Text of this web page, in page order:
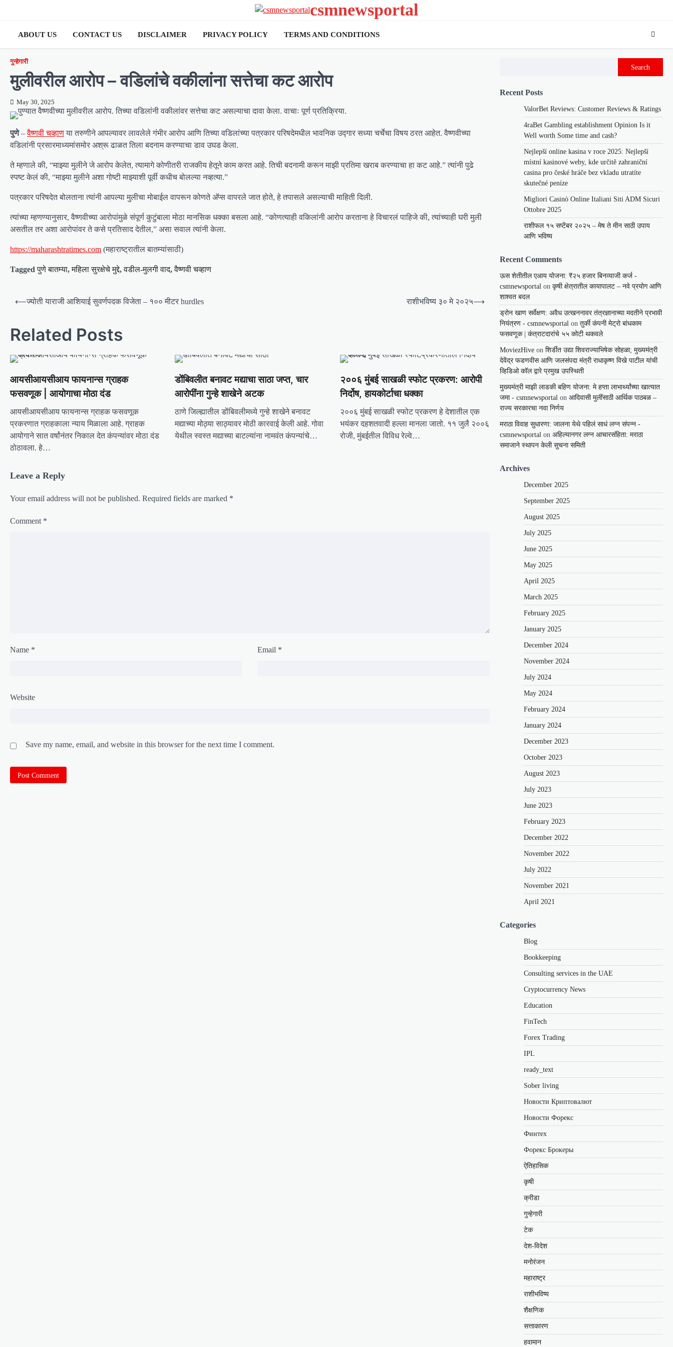
csmnewsportal
ABOUT US CONTACT US DISCLAIMER PRIVACY POLICY TERMS AND CONDITIONS
गुन्हेगारी
मुलीवरील आरोप – वडिलांचे वकीलांना सत्तेचा कट आरोप
May 30, 2025
पुणे–वैष्णवी चव्हाणया तरुणीने आपल्यावर लावलेले गंभीर आरोप आणि तिच्या वडिलांच्या पत्रकार परिषदेमधील भावनिक उद्गार सध्या चर्चेचा विषय ठरत आहेत. वैष्णवीच्या
वडिलांनी प्रसारमाध्यमांसमोर अश्रू ढाळत तिला बदनाम करण्याचा डाव उघड केला.
ते म्हणाले की, “माझ्या मुलीने जे आरोप केलेत, त्यामागे कोणीतरी राजकीय हेतूने काम करत आहे. तिची बदनामी करून माझी प्रतिमा खराब करण्याचा हा कट आहे.” त्यांनी पुढे
स्पष्ट केलं की, “माझ्या मुलीने अशा गोष्टी माझ्याशी पूर्वी कधीच बोलल्या नव्हत्या.”
पत्रकार परिषदेत बोलताना त्यांनी आपल्या मुलीचा मोबाईल वापरून कोणते अ‍ॅप्स वापरले जात होते, हे तपासले असल्याची माहिती दिली.
त्यांच्या म्हणण्यानुसार, वैष्णवीच्या आरोपांमुळे संपूर्ण कुटुंबाला मोठा मानसिक धक्का बसला आहे. “कोणत्याही वकिलांनी आरोप करताना हे विचारलं पाहिजे की, त्यांच्याही घरी मुली
असतील तर अशा आरोपांवर ते कसे प्रतिसाद देतील,” असा सवाल त्यांनी केला.
https://maharashtratimes.com (महाराष्ट्रातील बातम्यांसाठी)
Taggedपुणे बातम्या,महिला सुरक्षेचे मुद्दे,वडील-मुलगी वाद,वैष्णवी चव्हाण
s
t
n
a
v
i
g
a
t
n
⟵ज्योती याराजी आशियाई सुवर्णपदक विजेता – १०० मीटर hurdles राशीभविष्य ३० मे २०२५⟶
Related Posts
आयसीआयसीआय फायनान्स ग्राहक
फसवणूक | आयोगाचा मोठा दंड
आयसीआयसीआय फायनान्स ग्राहक फसवणूक
प्रकरणात ग्राहकाला न्याय मिळाला आहे. ग्राहक
आयोगाने सात वर्षांनंतर निकाल देत कंपन्यांवर मोठा दंड
ठोठावला. हे…
डोंबिवलीत बनावट मद्याचा साठा जप्त, चार
आरोपींना गुन्हे शाखेने अटक
ठाणे जिल्ह्यातील डोंबिवलीमध्ये गुन्हे शाखेने बनावट
मद्याच्या मोठ्या साठ्यावर मोठी कारवाई केली आहे. गोवा
येथील स्वस्त मद्याच्या बाटल्यांना नामवंत कंपन्यांचे…
२००६ मुंबई साखळी स्फोट प्रकरण: आरोपी
निर्दोष, हायकोर्टाचा धक्का
२००६ मुंबई साखळी स्फोट प्रकरण हे देशातील एक
भयंकर दहशतवादी हल्ला मानला जातो. ११ जुलै २००६
रोजी, मुंबईतील विविध रेल्वे…
Leave a Reply
Your email address will not be published. Required fields are marked *
Comment *
Name * Email *
Website
Save my name, email, and website in this browser for the next time I comment.
Search
Recent Posts
ValorBet Reviews: Customer Reviews & Ratings
4raBet Gambling establishment Opinion Is it
Well worth Some time and cash?
Nejlepší online kasina v roce 2025: Nejlepší
místní kasinové weby, kde určitě zahraniční
casina pro české hráče bez vkladu utratíte
skutečné peníze
Migliori Casinò Online Italiani Siti ADM Sicuri
Ottobre 2025
राशीफल १५ सप्टेंबर २०२५ – मेष ते मीन साठी उपाय
आणि भविष्य
Recent Comments
ऊस शेतीतील एआय योजना: ₹२५ हजार बिनव्याजी कर्ज -
csmnewsportal on कृषी क्षेत्रातील कायापालट – नवे प्रयोग आणि
शाश्वत बदल
ड्रोन खाण सर्वेक्षण: अवैध उत्खननावर तंत्रज्ञानाच्या मदतीने प्रभावी
नियंत्रण - csmnewsportal on तुर्की कंपनी मेट्रो बांधकाम
फसवणूक | कंत्राटदारांचे ५५ कोटी थकवले
MoviezHive on शिर्डीत उद्या शिवराज्याभिषेक सोहळा; मुख्यमंत्री
देवेंद्र फडणवीस आणि जलसंपदा मंत्री राधाकृष्ण विखे पाटील यांची
व्हिडिओ कॉल द्वारे प्रमुख उपस्थिती
मुख्यमंत्री माझी लाडकी बहिण योजना: मे हप्ता लाभार्थ्यांच्या खात्यात
जमा - csmnewsportal on आदिवासी मुलींसाठी आर्थिक पाठबळ –
राज्य सरकारचा नवा निर्णय
मराठा विवाह सुधारणा: जालना येथे पहिलं साधं लग्न संपन्न -
csmnewsportal on अहिल्यानगर लग्न आचारसंहिता: मराठा
समाजाने स्थापन केली सुचना समिती
Archives
December 2025
September 2025
August 2025
July 2025
June 2025
May 2025
April 2025
March 2025
February 2025
January 2025
December 2024
November 2024
July 2024
May 2024
February 2024
January 2024
December 2023
October 2023
August 2023
July 2023
June 2023
February 2023
December 2022
November 2022
July 2022
November 2021
April 2021
Categories
Blog
Bookkeeping
Consulting services in the UAE
Cryptocurrency News
Education
FinTech
Forex Trading
IPL
ready_text
Sober living
Новости Криптовалют
Новости Форекс
Финтех
Форекс Брокеры
ऐतिहासिक
कृषी
क्रीडा
गुन्हेगारी
टेक
देश-विदेश
मनोरंजन
महाराष्ट्र
राशीभविष्य
शैक्षणिक
सत्ताकारण
हवामान